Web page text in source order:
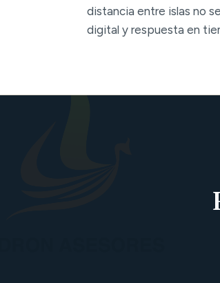
distancia entre islas no
digital y respuesta en